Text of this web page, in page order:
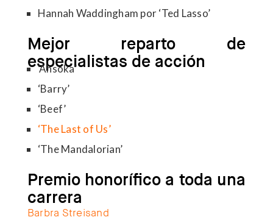
Hannah Waddingham por ‘Ted Lasso’
Mejor reparto de
especialistas de acción
‘Ahsoka’
‘Barry’
‘Beef’
‘The Last of Us’
‘The Mandalorian’
Premio honorífico a toda una
carrera
Barbra Streisand